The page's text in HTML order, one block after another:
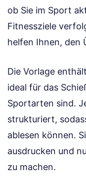
ob Sie im Sport
Fitnessziele
helfen Ihnen, den
Die Vorlage
ideal für das
Sportarten sind.
strukturiert,
ablesen können.
ausdrucken und
zu machen.